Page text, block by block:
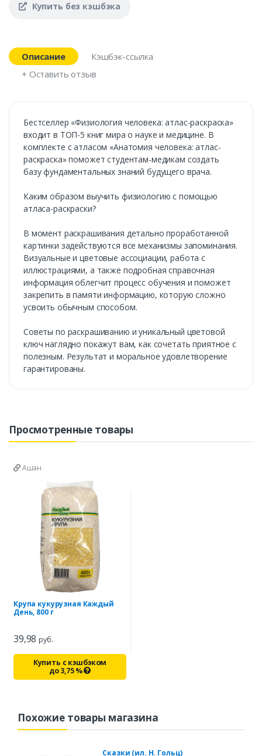
Купить без кэшбэка
Описание
Кэшбэк-ссылка
+ Оставить отзыв
Бестселлер «Физиология человека: атлас-раскраска»
входит в ТОП-5 книг мира о науке и медицине. В
комплекте с атласом «Анатомия человека: атлас-
раскраска» поможет студентам-медикам создать
базу фундаментальных знаний будущего врача.
Каким образом выучить физиологию с помощью
атласа-раскраски?
В момент раскрашивания детально проработанной
картинки задействуются все механизмы запоминания.
Визуальные и цветовые ассоциации, работа с
иллюстрациями, а также подробная справочная
информация облегчит процесс обучения и поможет
закрепить в памяти информацию, которую сложно
усвоить обычным способом.
Советы по раскрашиванию и уникальный цветовой
ключ наглядно покажут вам, как сочетать приятное с
полезным. Результат и моральное удовлетворение
гарантированы.
Просмотренные товары
Ашан
Крупа кукурузная Каждый
День, 800 г
39,98руб.
Купить с кэшбэком
до3,75%
Похожие товары магазина
Сказки (ил. Н. Гольц)